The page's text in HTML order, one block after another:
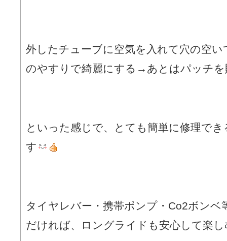
外したチューブに空気を入れて穴の空
のやすりで綺麗にする→あとはパッチを
といった感じで、とても簡単に修理で
す
タイヤレバー・携帯ポンプ・Co2ボン
だければ、ロングライドも安心して楽